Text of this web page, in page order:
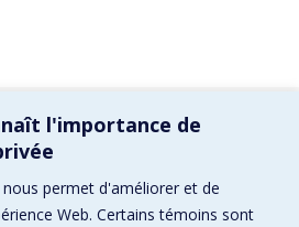
l'importance de
permet d'améliorer et de
Web. Certains témoins sont
Conception : Pika Design
Menu principal